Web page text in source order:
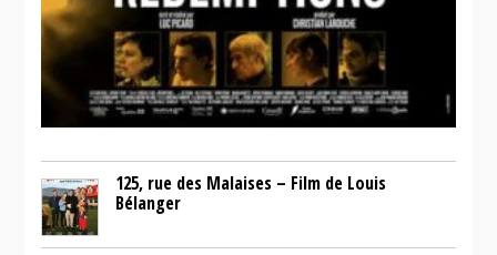
125, rue des Malaises – Film de Louis
Bélanger